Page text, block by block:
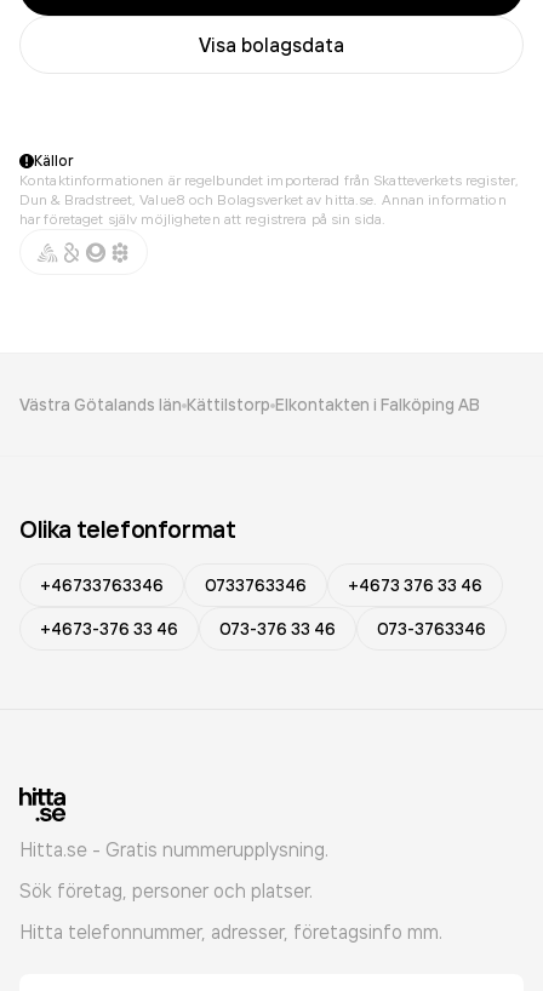
Visa bolagsdata
Källor
Kontaktinformationen är regelbundet importerad från Skatteverkets register,
Dun & Bradstreet, Value8 och Bolagsverket av hitta.se. Annan information
har företaget själv möjligheten att registrera på sin sida.
Västra Götalands län Kättilstorp Elkontakten i Falköping AB
Olika telefonformat
+46733763346 0733763346
+4673 376 33 46
+4673-376 33 46
073-376 33 46 073-3763346
Hitta.se - Gratis nummerupplysning.
Sök företag, personer och platser.
Hitta telefonnummer, adresser, företagsinfo mm.